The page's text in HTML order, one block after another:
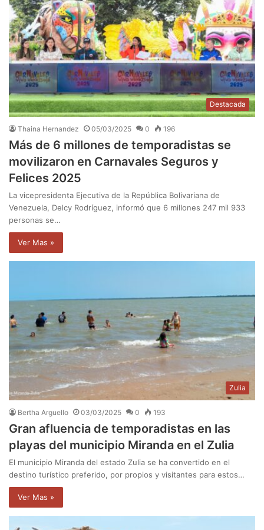
Destacada
Thaina Hernandez 05/03/2025 0 196
Más de 6 millones de temporadistas se
movilizaron en Carnavales Seguros y
Felices 2025
La vicepresidenta Ejecutiva de la República Bolivariana de
Venezuela, Delcy Rodríguez, informó que 6 millones 247 mil 933
personas se…
Ver Mas »
Zulia
Bertha Arguello 03/03/2025 0 193
Gran afluencia de temporadistas en las
playas del municipio Miranda en el Zulia
El municipio Miranda del estado Zulia se ha convertido en el
destino turístico preferido, por propios y visitantes para estos…
Ver Mas »